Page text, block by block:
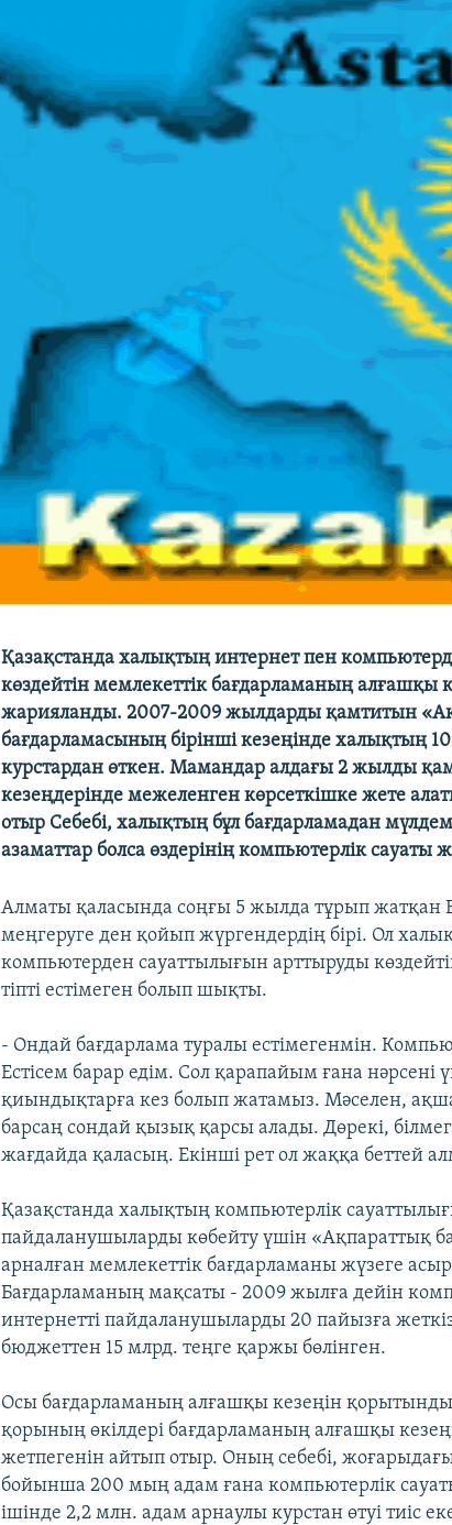
Қазақстанда халықтың интернет пен
көздейтін мемлекеттік бағдарламаның алғашқы
жарияланды. 2007-2009 жылдарды қамтитын
бағдарламасының бірінші кезеңінде халықтың
курстардан өткен. Мамандар алдағы 2 жылды
кезеңдерінде межеленген көрсеткішке жете
отыр Себебі, халықтың бұл бағдарламадан
азаматтар болса өздерінің компьютерлік сауаты
Алматы қаласында соңғы 5 жылда тұрып жатқан
меңгеруге ден қойып жүргендердің бірі. Ол
компьютерден сауаттылығын арттыруды
тіпті естімеген болып шықты.
- Ондай бағдарлама туралы естімегенмін.
Естісем барар едім. Сол қарапайым ғана нәрсені
қиындықтарға кез болып жатамыз. Мәселен,
барсаң сондай қызық қарсы алады. Дөрекі,
жағдайда қаласың. Екінші рет ол жаққа беттей
Қазақстанда халықтың компьютерлік
пайдаланушыларды көбейту үшін «Ақпараттық
арналған мемлекеттік бағдарламаны жүзеге
Бағдарламаның мақсаты - 2009 жылға дейін
интернетті пайдаланушыларды 20 пайызға
бюджеттен 15 млрд. теңге қаржы бөлінген.
Осы бағдарламаның алғашқы кезеңін
қорының өкілдері бағдарламаның алғашқы
жетпегенін айтып отыр. Оның себебі,
бойынша 200 мың адам ғана компьютерлік
ішінде 2,2 млн. адам арнаулы курстан өтуі тиіс